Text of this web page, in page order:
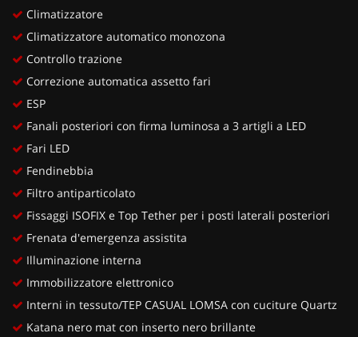
Climatizzatore
Climatizzatore automatico monozona
Controllo trazione
Correzione automatica assetto fari
ESP
Fanali posteriori con firma luminosa a 3 artigli a LED
Fari LED
Fendinebbia
Filtro antiparticolato
Fissaggi ISOFIX e Top Tether per i posti laterali posteriori
Frenata d'emergenza assistita
Illuminazione interna
Immobilizzatore elettronico
Interni in tessuto/TEP CASUAL LOMSA con cuciture Quartz
Katana nero mat con inserto nero brillante